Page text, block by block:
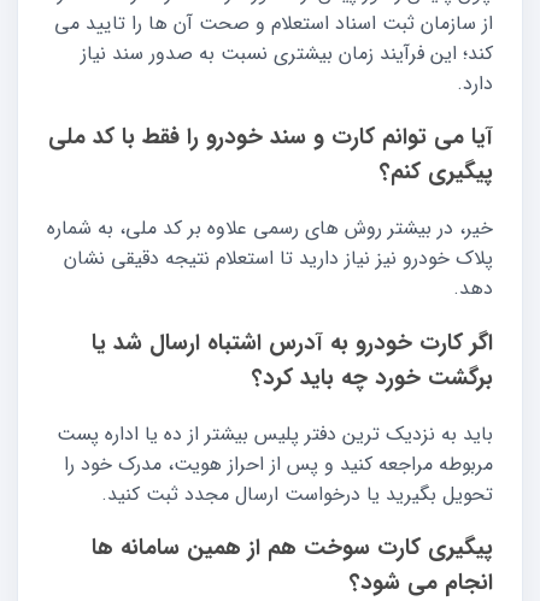
از سازمان ثبت اسناد استعلام و صحت آن ها را تایید می
کند؛ این فرآیند زمان بیشتری نسبت به صدور سند نیاز
دارد.
آیا می توانم کارت و سند خودرو را فقط با کد ملی
پیگیری کنم؟
خیر، در بیشتر روش های رسمی علاوه بر کد ملی، به شماره
پلاک خودرو نیز نیاز دارید تا استعلام نتیجه دقیقی نشان
دهد.
اگر کارت خودرو به آدرس اشتباه ارسال شد یا
برگشت خورد چه باید کرد؟
باید به نزدیک ترین دفتر پلیس بیشتر از ده یا اداره پست
مربوطه مراجعه کنید و پس از احراز هویت، مدرک خود را
تحویل بگیرید یا درخواست ارسال مجدد ثبت کنید.
پیگیری کارت سوخت هم از همین سامانه ها
انجام می شود؟